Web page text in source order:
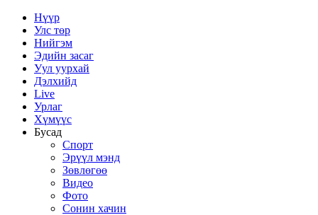
Нүүр
Улс төр
Нийгэм
Эдийн засаг
Уул уурхай
Дэлхийд
Live
Урлаг
Хүмүүс
Бусад
Спорт
Эрүүл мэнд
Зөвлөгөө
Видео
Фото
Сонин хачин